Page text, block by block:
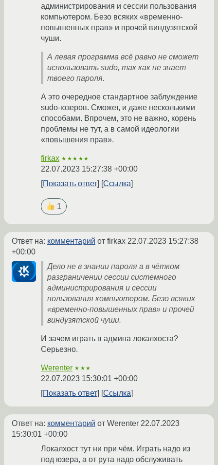
администрирования и сессии пользования
компьютером. Безо всяких «временно-
повышенных прав» и прочей виндузятской
чуши.
А левая программа всё равно не сможет
использовать sudo, так как не знает
твоего пароля.
А это очередное стандартное заблуждение
sudo-юзеров. Сможет, и даже несколькими
способами. Впрочем, это не важно, корень
проблемы не тут, а в самой идеологии
«повышения прав».
firkax ★★★★★
22.07.2023 15:27:38 +00:00
Показать ответ
Ссылка
1
Ответ на: комментарий от firkax 22.07.2023 15:27:38
+00:00
Дело не в знании пароля а в чётком
разграничении сессии системного
администрирования и сессии
пользования компьютером. Безо всяких
«временно-повышенных прав» и прочей
виндузятской чуши.
И зачем играть в админа локалхоста?
Серьезно.
Werenter ★★★
22.07.2023 15:30:01 +00:00
Показать ответ
Ссылка
Ответ на: комментарий от Werenter 22.07.2023
15:30:01 +00:00
Локалхост тут ни при чём. Играть надо из
под юзера, а от рута надо обслуживать